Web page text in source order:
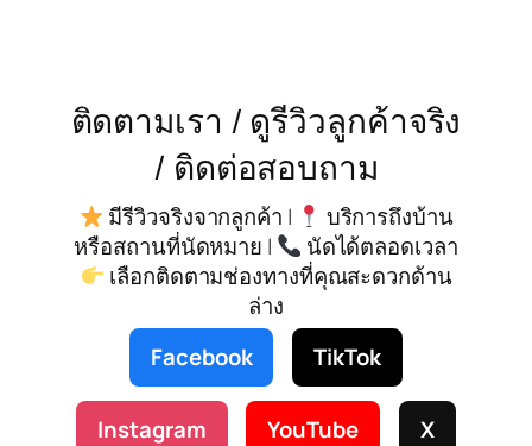
ติดตามเรา / ดูรีวิวลูกค้าจริง
/ ติดต่อสอบถาม
มีรีวิวจริงจากลูกค้า |
บริการถึงบ้าน
หรือสถานที่นัดหมาย |
นัดได้ตลอดเวลา
เลือกติดตามช่องทางที่คุณสะดวกด้าน
ล่าง
Facebook
TikTok
Instagram YouTube X